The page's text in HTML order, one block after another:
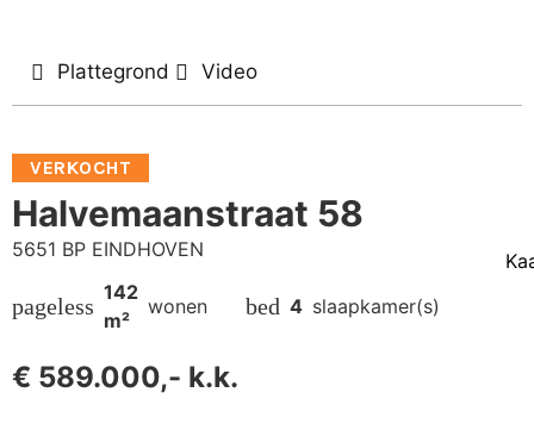
Plattegrond Video
VERKOCHT
Halvemaanstraat 58
5651 BP EINDHOVEN
pageless
142
m²
wonen bed 4 slaapkamer(s)
€ 589.000,- k.k.